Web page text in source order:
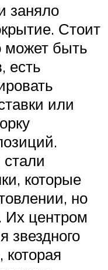
заняло
Стоит
может быть
есть
или
которые
но
Их центром
звездного